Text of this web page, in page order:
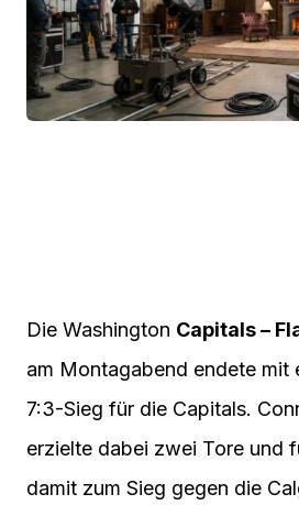
Die Washington Capitals –
am Montagabend endete mit
7:3-Sieg für die Capitals.
erzielte dabei zwei Tore und
damit zum Sieg gegen die